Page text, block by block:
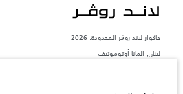
جاكوار لاند روڨر المحدودة: 2026
لبنان, المانا أوتوموتيف